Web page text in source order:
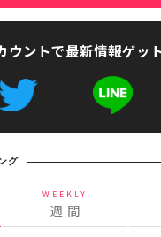
ウントで最新情報ゲッ
グ
WEEKLY
週 間